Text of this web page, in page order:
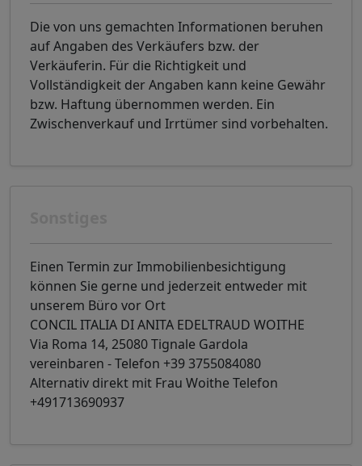
Die von uns gemachten Informationen beruhen
auf Angaben des Verkäufers bzw. der
Verkäuferin. Für die Richtigkeit und
Vollständigkeit der Angaben kann keine Gewähr
bzw. Haftung übernommen werden. Ein
Zwischenverkauf und Irrtümer sind vorbehalten.
Einen Termin zur Immobilienbesichtigung
können Sie gerne und jederzeit entweder mit
unserem Büro vor Ort
CONCIL ITALIA DI ANITA EDELTRAUD WOITHE
Via Roma 14, 25080 Tignale Gardola
vereinbaren - Telefon +39 3755084080
Alternativ direkt mit Frau Woithe Telefon
+491713690937